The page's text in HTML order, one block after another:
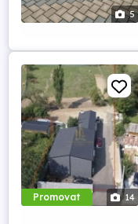
5
Promovat 14